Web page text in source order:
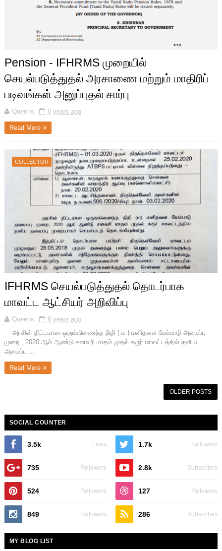
Pension - IFHRMS முறையில்
செயல்படுத்துதல் அரசாணை மற்றும் மாதிரிப்
படிவங்கள் அனுப்புதல் சார்பு
Queens 6 years ago
Read More
COLLECTOR
IFHRMS செயல்படுத்துதல் தொடர்பாக
மாவட்ட ஆட்சியர் அறிவிப்பு
Queens
6 years ago
அரசின் திட்டமான ஒருங்கிணைந்த நிதி ( ம ) மனிதவள மேம்பாடு அமைப்பு
முறை , 2020 ஆம் ஆண்டு சனவரி மாதம் முதல் கருர் மாவட்டத்தில் தனிய
அமைப்பு ...
Read More
OLDER POSTS
SOCIAL COUNTER
3.5k Likes 1.7k Followers
735 Followers 2.8k Subscribes
524 Followers 127 Followers
849 Followers 286 Subscribes
MY BLOG LIST